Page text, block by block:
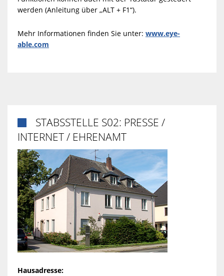
werden (Anleitung über „ALT + F1“).
Mehr Informationen finden Sie unter: www.eye-
able.com
STABSSTELLE S02: PRESSE /
INTERNET / EHRENAMT
Hausadresse: